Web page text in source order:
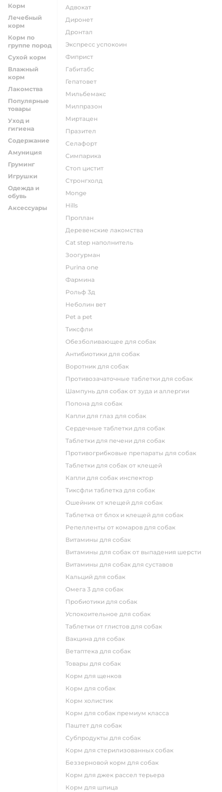
Корм
Лечебный
корм
Корм по
группе пород
Сухой корм
Влажный
корм
Лакомства
Популярные
товары
Уход и
гигиена
Содержание
Амуниция
Груминг
Игрушки
Одежда и
обувь
Аксессуары
адвокат
диронет
дронтал
экспресс успокоин
фиприст
габитабс
гепатовет
мильбемакс
милпразон
миртацен
празител
селафорт
симпарика
стоп цистит
стронгхолд
monge
hills
проплан
деревенские лакомства
cat step наполнитель
зоогурман
purina one
фармина
рольф 3д
неболин вет
pet a pet
тиксфли
обезболивающее для собак
антибиотики для собак
воротник для собак
противозачаточные таблетки для собак
шампунь для собак от зуда и аллергии
попона для собак
капли для глаз для собак
сердечные таблетки для собак
таблетки для печени для собак
противогрибковые препараты для собак
таблетки для собак от клещей
капли для собак инспектор
тиксфли таблетка для собак
ошейник от клещей для собак
таблетка от блох и клещей для собак
репелленты от комаров для собак
витамины для собак
витамины для собак от выпадения шерсти
витамины для собак для суставов
кальций для собак
омега 3 для собак
пробиотики для собак
успокоительное для собак
таблетки от глистов для собак
вакцина для собак
ветаптека для собак
товары для собак
корм для щенков
корм для собак
корм холистик
корм для собак премиум класса
паштет для собак
субпродукты для собак
корм для стерилизованных собак
беззерновой корм для собак
корм для джек рассел терьера
корм для шпица